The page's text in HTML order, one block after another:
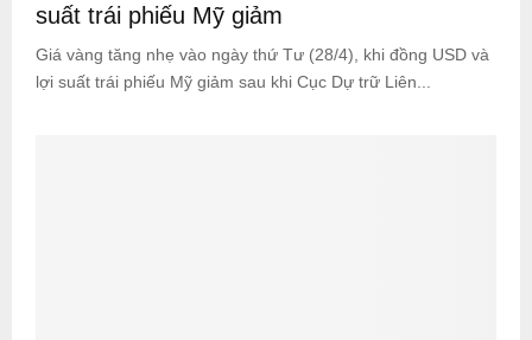
suất trái phiếu Mỹ giảm
Giá vàng tăng nhẹ vào ngày thứ Tư (28/4), khi đồng USD và
lợi suất trái phiếu Mỹ giảm sau khi Cục Dự trữ Liên...